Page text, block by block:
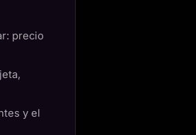
precio
y el